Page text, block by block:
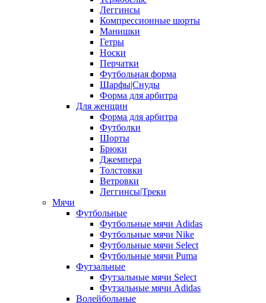
Леггинсы
Компрессионные шорты
Манишки
Гетры
Носки
Перчатки
Футбольная форма
Шарфы|Снуды
Форма для арбитра
Для женщин
Форма для арбитра
Футболки
Шорты
Брюки
Джемпера
Толстовки
Ветровки
Леггинсы|Треки
Мячи
Футбольные
Футбольные мячи Adidas
Футбольные мячи Nike
Футбольные мячи Select
Футбольные мячи Puma
Футзальные
Футзальные мячи Select
Футзальные мячи Adidas
Волейбольные